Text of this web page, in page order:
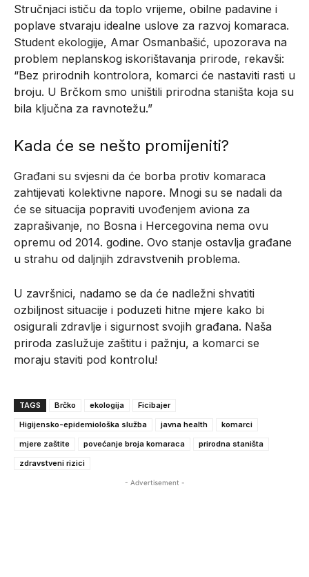
Stručnjaci ističu da toplo vrijeme, obilne padavine i
poplave stvaraju idealne uslove za razvoj komaraca.
Student ekologije, Amar Osmanbašić, upozorava na
problem neplanskog iskorištavanja prirode, rekavši:
“Bez prirodnih kontrolora, komarci će nastaviti rasti u
broju. U Brčkom smo uništili prirodna staništa koja su
bila ključna za ravnotežu.”
Kada će se nešto promijeniti?
Građani su svjesni da će borba protiv komaraca
zahtijevati kolektivne napore. Mnogi su se nadali da
će se situacija popraviti uvođenjem aviona za
zaprašivanje, no Bosna i Hercegovina nema ovu
opremu od 2014. godine. Ovo stanje ostavlja građane
u strahu od daljnjih zdravstvenih problema.
U završnici, nadamo se da će nadležni shvatiti
ozbiljnost situacije i poduzeti hitne mjere kako bi
osigurali zdravlje i sigurnost svojih građana. Naša
priroda zaslužuje zaštitu i pažnju, a komarci se
moraju staviti pod kontrolu!
TAGS Brčko ekologija
Ficibajer
Higijensko-epidemiološka služba
javna health
komarci
mjere zaštite
povećanje broja komaraca
prirodna staništa
zdravstveni rizici
- Advertisement -